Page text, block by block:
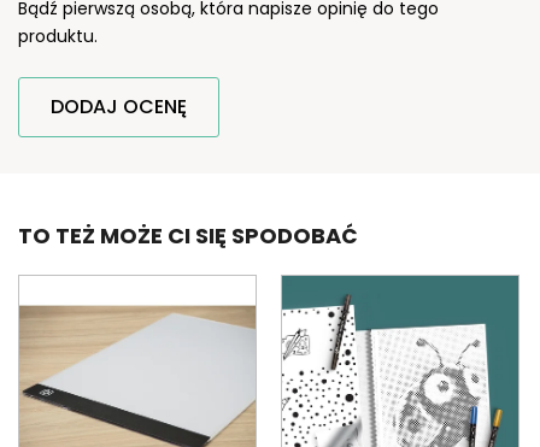
Bądź pierwszą osobą, która napisze opinię do tego
produktu.
DODAJ OCENĘ
TO TEŻ MOŻE CI SIĘ SPODOBAĆ